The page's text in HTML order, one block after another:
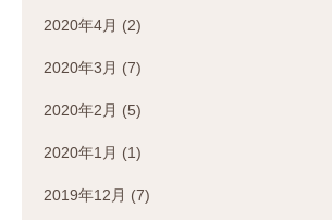
2020年4月 (2)
2020年3月 (7)
2020年2月 (5)
2020年1月 (1)
2019年12月 (7)